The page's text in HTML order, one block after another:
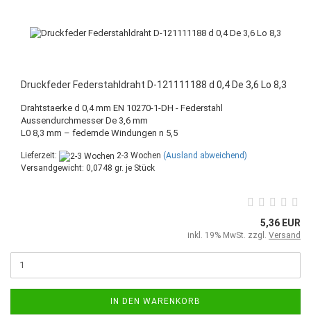
Druckfeder Federstahldraht D-121111188 d 0,4 De 3,6 Lo 8,3
Drahtstaerke d 0,4 mm EN 10270-1-DH - Federstahl
Aussendurchmesser De 3,6 mm
L0 8,3 mm – federnde Windungen n 5,5
Lieferzeit: 2-3 Wochen (Ausland abweichend)
Versandgewicht: 0,0748 gr. je Stück
5,36 EUR
inkl. 19% MwSt. zzgl. Versand
IN DEN WARENKORB